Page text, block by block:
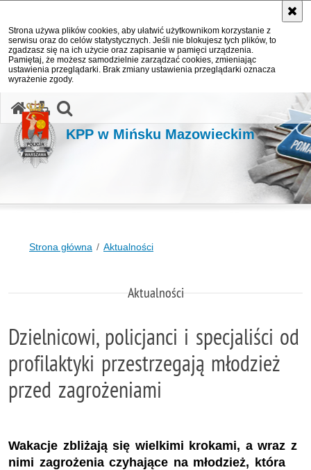
Strona używa plików cookies, aby ułatwić użytkownikom korzystanie z
serwisu oraz do celów statystycznych. Jeśli nie blokujesz tych plików, to
zgadzasz się na ich użycie oraz zapisanie w pamięci urządzenia.
Pamiętaj, że możesz samodzielnie zarządzać cookies, zmieniając
ustawienia przeglądarki. Brak zmiany ustawienia przeglądarki oznacza
wyrażenie zgody.
KPP w Mińsku Mazowieckim
Strona główna Aktualności
Aktualności
Dzielnicowi, policjanci i specjaliści od
profilaktyki przestrzegają młodzież
przed zagrożeniami
Wakacje zbliżają się wielkimi krokami, a wraz z
nimi zagrożenia czyhające na młodzież, która